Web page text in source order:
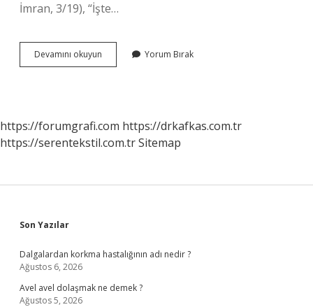
İmran, 3/19), “İşte…
Devamını okuyun Dünyada
En
Yorum Bırak
https://forumgrafi.com https://drkafkas.com.tr
https://serentekstil.com.trSitemap
Sidebar
Son Yazılar
Dalgalardan korkma hastalığının adı nedir ?
Ağustos 6, 2026
Avel avel dolaşmak ne demek ?
Ağustos 5, 2026